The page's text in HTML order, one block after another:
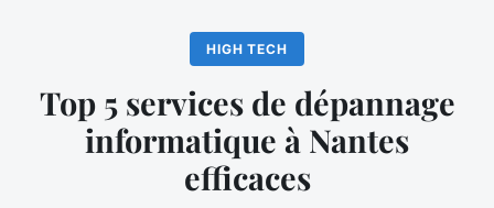
HIGH TECH
Top 5 services de dépannage
informatique à Nantes
efficaces